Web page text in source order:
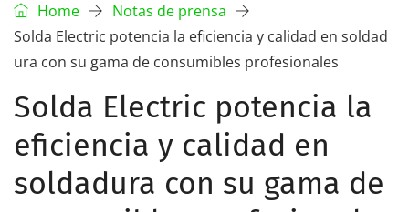
Home
Notas de prensa
Solda Electric potencia la eficiencia y calidad en soldad
ura con su gama de consumibles profesionales
Solda Electric potencia la
eficiencia y calidad en
soldadura con su gama de